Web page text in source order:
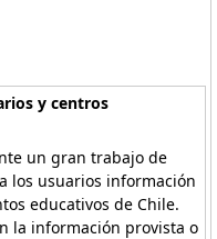
y centros
un gran trabajo de
los usuarios información
educativos de Chile.
la información provista o